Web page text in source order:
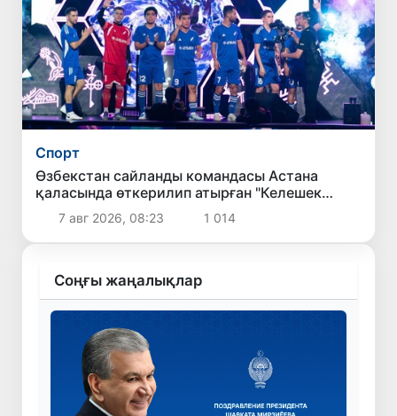
Спорт
Өзбекстан сайланды командасы Астана
қаласында өткерилип атырған "Келешек
ойынлары - 2026" спорт жарысларының
шерек финалына шықты
7 авг 2026, 08:23 1 014
Соңғы жаңалықлар